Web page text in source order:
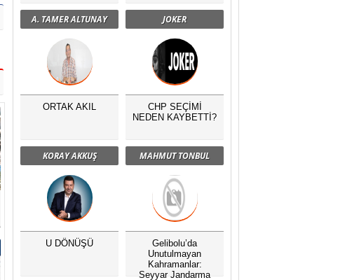
A. TAMER ALTUNAY
ORTAK AKIL
JOKER
CHP SEÇİMİ
NEDEN KAYBETTİ?
KORAY AKKUŞ
U DÖNÜŞÜ
MAHMUT TONBUL
Gelibolu’da
Unutulmayan
Kahramanlar:
Seyyar Jandarma